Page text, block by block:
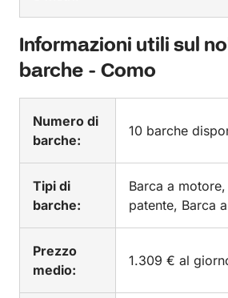
Informazioni utili sul
barche - Como
Numero di
barche:
10 barche
Tipi di
barche:
Barca a
patente, Barca
Prezzo
medio:
1.309 € al